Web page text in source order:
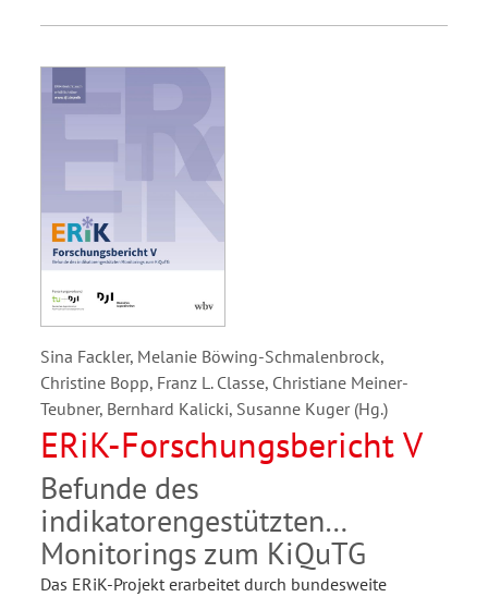
Sina Fackler, Melanie Böwing-Schmalenbrock,
Christine Bopp, Franz L. Classe, Christiane Meiner-
Teubner, Bernhard Kalicki, Susanne Kuger (Hg.)
ERiK-Forschungsbericht V
Befunde des
indikatorengestützten
Monitorings zum KiQuTG
Das ERiK-Projekt erarbeitet durch bundesweite